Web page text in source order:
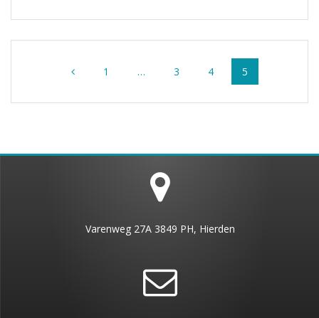
navigatie
Pagina
1 … Pagina
3 Pagina
4 Pagina
5
Varenweg 27A 3849 PH, Hierden